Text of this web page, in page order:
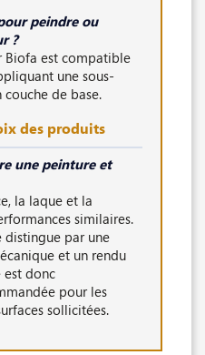
peindre ou
?
Biofa est compatible
une sous-
de base.
des produits
une peinture et
la laque et la
similaires.
distingue par une
et un rendu
est donc
pour les
sollicitées.